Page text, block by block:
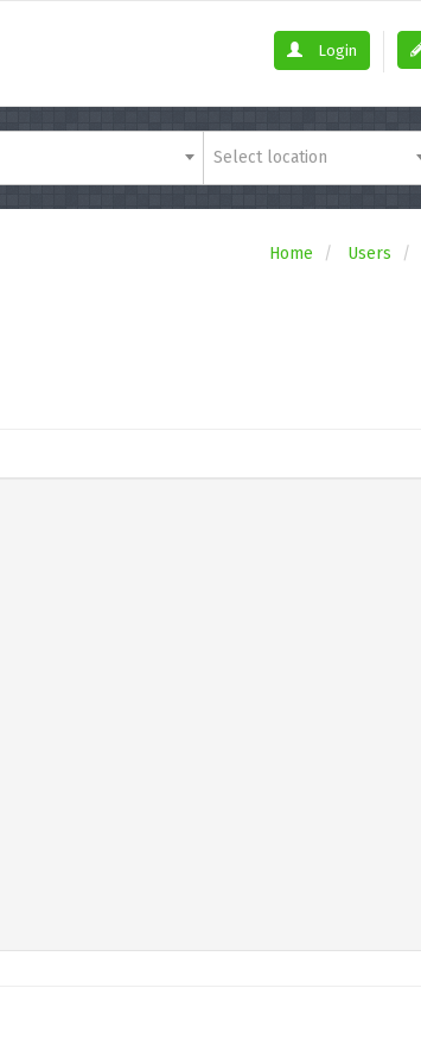
Login
Select location
Home Users